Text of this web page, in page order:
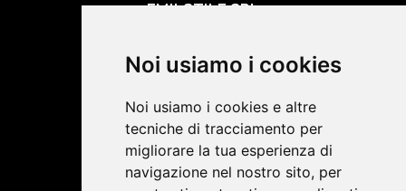
Noi usiamo i cookies
Noi usiamo i cookies e altre
tecniche di tracciamento per
migliorare la tua esperienza di
navigazione nel nostro sito, per
EMILSTILE SRL
Shop Online
SOCIAL NETWORK